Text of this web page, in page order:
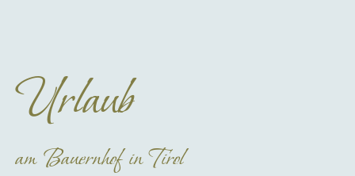
Urlaub
am Bauernhof in Tirol